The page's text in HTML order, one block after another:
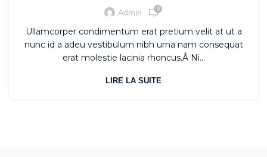
Admin 0
Ullamcorper condimentum erat pretium velit at ut a
nunc id a adeu vestibulum nibh urna nam consequat
erat molestie lacinia rhoncus.Â Ni...
LIRE LA SUITE